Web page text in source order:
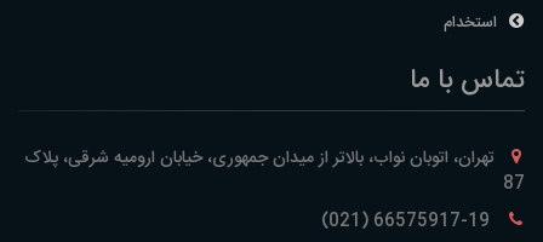
استخدام
تماس با ما
تهران، اتوبان نواب، بالاتر از میدان جمهوری، خیابان ارومیه شرقی، پلاک
87